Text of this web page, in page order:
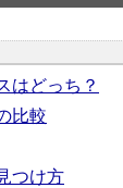
はどっち？
比較
つけ方